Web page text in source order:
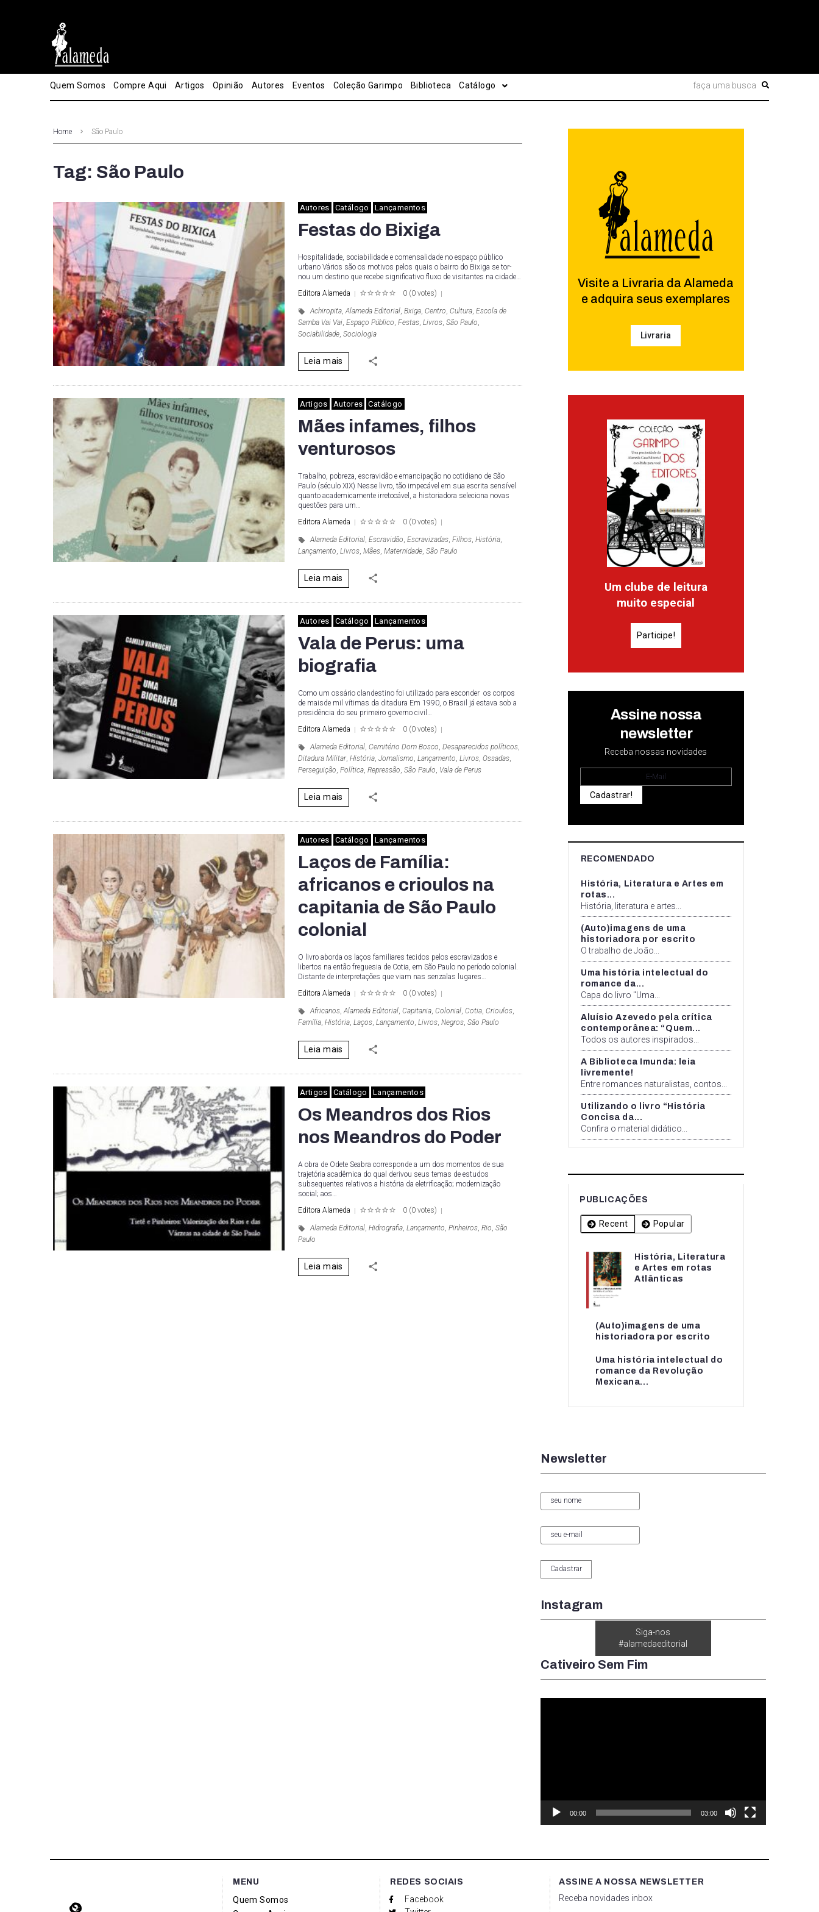
Quem Somos Compre Aqui Artigos Opinião Autores Eventos Coleção Garimpo Biblioteca Catálogo
Home São Paulo
Tag: São Paulo
Autores Catálogo Lançamentos
Festas do Bixiga
Hospitalidade, sociabilidade e comensalidade no espaço público
urbano Vários são os motivos pelos quais o bairro do Bixiga se tor-
nou um destino que recebe significativo fluxo de visitantes na cidade…
Editora Alameda
0 (0 votes)
Achiropita,Alameda Editorial, Bxiga, Centro, Cultura, Escola de
Samba Vai Vai, Espaço Público, Festas, Livros, São Paulo,
Sociabilidade, Sociologia
Leia mais
Artigos Autores Catálogo
Mães infames, filhos
venturosos
Trabalho, pobreza, escravidão e emancipação no cotidiano de São
Paulo (século XIX) Nesse livro, tão impecável em sua escrita sensível
quanto academicamente irretocável, a historiadora seleciona novas
questões para um…
Editora Alameda
0 (0 votes)
Alameda Editorial, Escravidão, Escravizadas, Filhos, História,
Lançamento, Livros, Mães, Maternidade, São Paulo
Leia mais
Autores Catálogo Lançamentos
Vala de Perus: uma
biografia
Como um ossário clandestino foi utilizado para esconder os corpos
de maisde mil vítimas da ditadura Em 1990, o Brasil já estava sob a
presidência do seu primeiro governo civil…
Editora Alameda
0 (0 votes)
Alameda Editorial, Cemitério Dom Bosco, Desaparecidos políticos,
Ditadura Militar, História, Jornalismo, Lançamento, Livros, Ossadas,
Perseguição, Política, Repressão, São Paulo, Vala de Perus
Leia mais
Autores Catálogo Lançamentos
Laços de Família:
africanos e crioulos na
capitania de São Paulo
colonial
O livro aborda os laços familiares tecidos pelos escravizados e
libertos na então freguesia de Cotia, em São Paulo no período colonial.
Distante de interpretações que viam nas senzalas lugares…
Editora Alameda
0 (0 votes)
Africanos,Alameda Editorial, Capitania, Colonial, Cotia, Crioulos,
Família, História, Laços, Lançamento, Livros, Negros, São Paulo
Leia mais
Artigos Catálogo Lançamentos
Os Meandros dos Rios
nos Meandros do Poder
A obra de Odete Seabra corresponde a um dos momentos de sua
trajetória acadêmica do qual derivou seus temas de estudos
subsequentes relativos a história da eletrificação; modernização
social; aos…
Editora Alameda
0 (0 votes)
Alameda Editorial, Hidrografia, Lançamento, Pinheiros, Rio, São
Paulo
Leia mais
Visite a Livraria da Alameda
e adquira seus exemplares
Livraria
Um clube de leitura
muito especial
Participe!
Assine nossa
newsletter
Receba nossas novidades
Cadastrar!
RECOMENDADO
História, Literatura e Artes em
rotas...
História, literatura e artes...
(Auto)imagens de uma
historiadora por escrito
O trabalho de João...
Uma história intelectual do
romance da...
Capa do livro "Uma...
Aluísio Azevedo pela crítica
contemporânea: “Quem...
Todos os autores inspirados...
A Biblioteca Imunda: leia
livremente!
Entre romances naturalistas, contos...
Utilizando o livro “História
Concisa da...
Confira o material didático...
PUBLICAÇÕES
Recent Popular
História, Literatura
e Artes em rotas
Atlânticas
(Auto)imagens de uma
historiadora por escrito
Uma história intelectual do
romance da Revolução
Mexicana...
História, Literatura
e Artes em rotas...
(Auto)imagens de uma
historiadora por escrito
Uma história intelectual do
romance da...
Newsletter
Instagram
Siga-nos
#alamedaeditorial
Cativeiro Sem Fim
00:00 03:00
MENU
Quem Somos
REDES SOCIAIS
Facebook
ASSINE A NOSSA NEWSLETTER
Receba novidades inbox